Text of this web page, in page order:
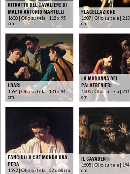
RITRATTO DEL CAVALIERE DI
MALTA ANTONIO MARTELLI
1608 | Olio su tela | 118 x 95
cm.
FLAGELLAZIONE
1607 | Olio su tela | 213
cm.
I BARI
1594 | Olio su tela | 131 x 94
cm.
LA MADONNA DEI
PALAFRENIERI
1605 | Olio su tela | 211
cm.
FANCIULLO CHE MONDA UNA
PERA
1592 | Olio su tela | 62 x 68 cm.
IL CAVADENTI
1608 | Olio su tela | 194
cm.